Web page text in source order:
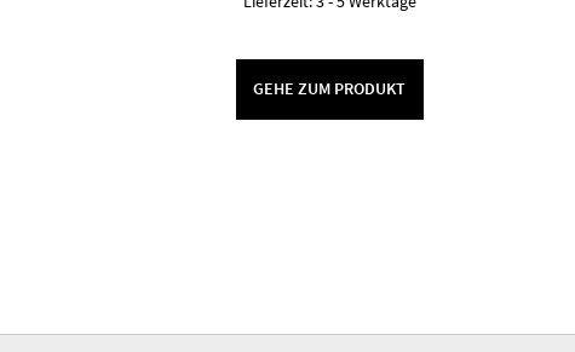
GEHE ZUM PRODUKT